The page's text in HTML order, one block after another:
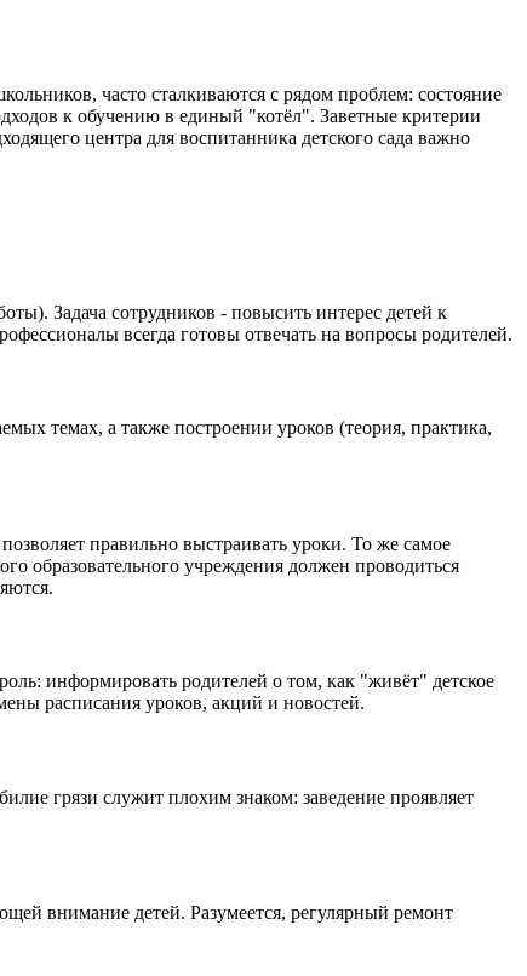
часто сталкиваются с рядом проблем: состояние
к обучению в единый "котёл". Заветные критерии
центра для воспитанника детского сада важно
Задача сотрудников - повысить интерес детей к
всегда готовы отвечать на вопросы родителей.
темах, а также построении уроков (теория, практика,
правильно выстраивать уроки. То же самое
образовательного учреждения должен проводиться
информировать родителей о том, как "живёт" детское
расписания уроков, акций и новостей.
грязи служит плохим знаком: заведение проявляет
внимание детей. Разумеется, регулярный ремонт